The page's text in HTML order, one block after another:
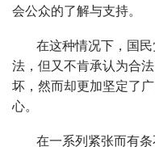
会公众的了解与支持。
在这种情况下，国
法，但又不肯承认为合
坏，然而却更加坚定了
心。
在一系列紧张而有